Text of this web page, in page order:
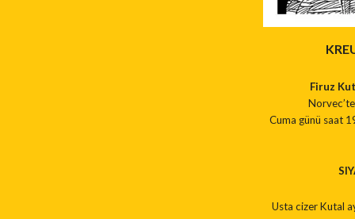
Firuz
Cuma günü saat
Usta cizer Kutal